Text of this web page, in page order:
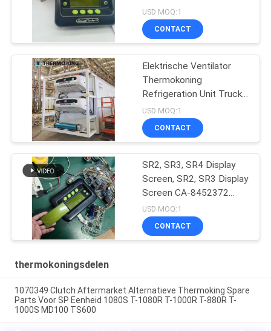
reparatiediensten voor
SR2 SR3 SR4
USD MOQ:1
CONTACT
Elektrische Ventilator
Thermokoning
Refrigeration Unit Truck
t-1080e t-1280e
USD MOQ:1
CONTACT
SR2, SR3, SR4 Display
Screen, SR2, SR3 Display
Screen CA-8452372
Groen Display Type LCD
Screen voor THERMO
KING SB210 SB230 HMI
USD MOQ:1
CONTACT
thermokoningsdelen
1070349 Clutch Aftermarket Alternatieve Thermoking Spare
Parts Voor SP Eenheid 1080S T-1080R T-1000R T-880R T-
1000S MD100 TS600